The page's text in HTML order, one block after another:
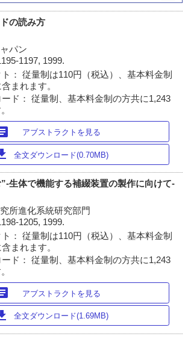
の読み方
パン
1197, 1999.
： 従量制は110円（税込）、基本料金制
まれます。
ド： 従量制、基本料金制の方共に1,243
アブストラクトを見る
全文ダウンロード(0.70MB)
生体で機能する補綴装置の製作に向けて-
所進化系統研究部門
1205, 1999.
： 従量制は110円（税込）、基本料金制
まれます。
ド： 従量制、基本料金制の方共に1,243
アブストラクトを見る
全文ダウンロード(1.69MB)